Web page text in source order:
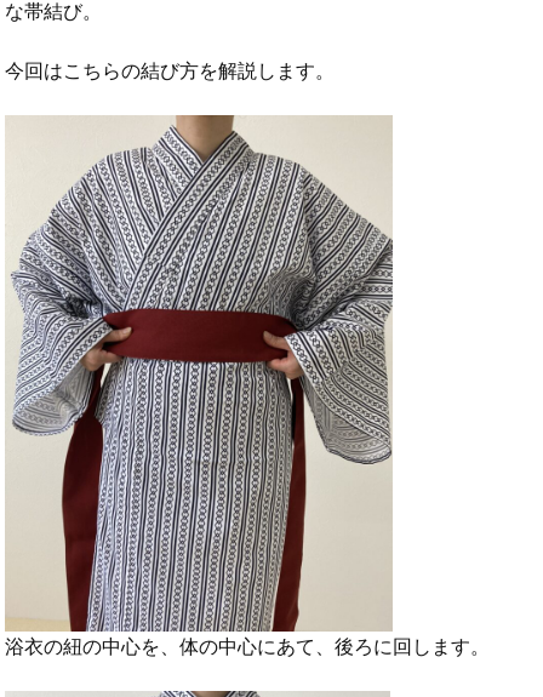
な帯結び。
今回はこちらの結び方を解説します。
浴衣の紐の中心を、体の中心にあて、後ろに回します。